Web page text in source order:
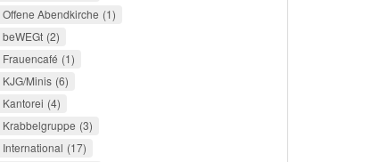
Offene Abendkirche 1
beWEGt 2
Frauencafé 1
KJG/Minis 6
Kantorei 4
Krabbelgruppe 3
International 17